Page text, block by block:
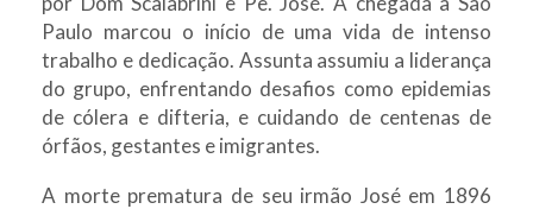
Paulo marcou o início de uma vida de intenso
trabalho e dedicação. Assunta assumiu a liderança
do grupo, enfrentando desafios como epidemias
de cólera e difteria, e cuidando de centenas de
órfãos, gestantes e imigrantes.
A morte prematura de seu irmão José em 1896